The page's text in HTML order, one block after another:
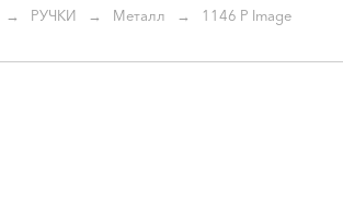
→ РУЧКИ → Металл →
1146 Р Image